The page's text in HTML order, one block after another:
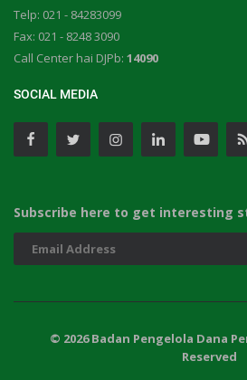
Telp: 021 - 84283099
Fax: 021 - 8248 3090
Call Center hai DJPb: 14090
SOCIAL MEDIA
Subscribe here to get interesting
© 2026 Badan Pengelola Dana
Reserved